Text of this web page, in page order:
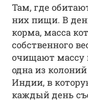
Там, где
них пищи. В
корма, масса
собственного
очищают массу
одна из
Индии, в
каждый день